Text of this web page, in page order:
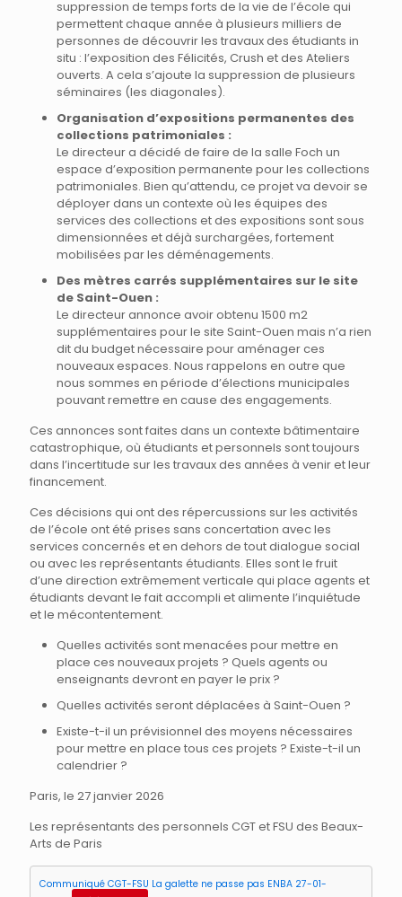
suppression de temps forts de la vie de l’école qui
permettent chaque année à plusieurs milliers de
personnes de découvrir les travaux des étudiants in
situ : l’exposition des Félicités, Crush et des Ateliers
ouverts. A cela s’ajoute la suppression de plusieurs
séminaires (les diagonales).
Organisation d’expositions permanentes des
collections patrimoniales :
Le directeur a décidé de faire de la salle Foch un
espace d’exposition permanente pour les collections
patrimoniales. Bien qu’attendu, ce projet va devoir se
déployer dans un contexte où les équipes des
services des collections et des expositions sont sous
dimensionnées et déjà surchargées, fortement
mobilisées par les déménagements.
Des mètres carrés supplémentaires sur le site
de Saint-Ouen :
Le directeur annonce avoir obtenu 1500 m2
supplémentaires pour le site Saint-Ouen mais n’a rien
dit du budget nécessaire pour aménager ces
nouveaux espaces. Nous rappelons en outre que
nous sommes en période d’élections municipales
pouvant remettre en cause des engagements.
Ces annonces sont faites dans un contexte bâtimentaire
catastrophique, où étudiants et personnels sont toujours
dans l’incertitude sur les travaux des années à venir et leur
financement.
Ces décisions qui ont des répercussions sur les activités
de l’école ont été prises sans concertation avec les
services concernés et en dehors de tout dialogue social
ou avec les représentants étudiants. Elles sont le fruit
d’une direction extrêmement verticale qui place agents et
étudiants devant le fait accompli et alimente l’inquiétude
et le mécontentement.
Quelles activités sont menacées pour mettre en
place ces nouveaux projets ? Quels agents ou
enseignants devront en payer le prix ?
Quelles activités seront déplacées à Saint-Ouen ?
Existe-t-il un prévisionnel des moyens nécessaires
pour mettre en place tous ces projets ? Existe-t-il un
calendrier ?
Paris, le 27 janvier 2026
Les représentants des personnels CGT et FSU des Beaux-
Arts de Paris
Communiqué CGT-FSU La galette ne passe pas ENBA 27-01-